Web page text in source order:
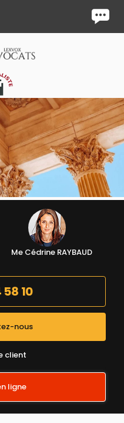
Me Cédrine RAYBAUD
10
nous
client
ligne